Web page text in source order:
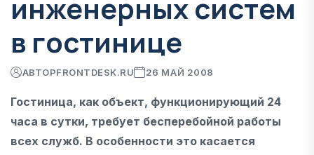
инженерных систем
в гостинице
АВТОРFRONTDESK.RU 26 МАЙ 2008
Гостиница, как объект, функционирующий 24
часа в сутки, требует бесперебойной работы
всех служб. В особенности это касается